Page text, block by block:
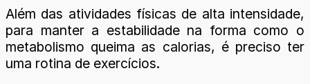
Além das atividades físicas de alta intensidade,
para manter a estabilidade na forma como o
metabolismo queima as calorias, é preciso ter
uma rotina de exercícios.